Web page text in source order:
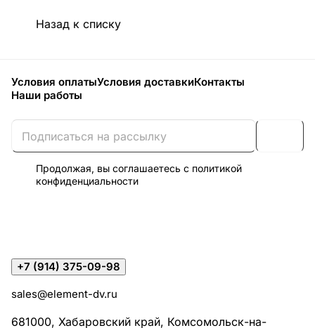
Назад к списку
Условия оплатыУсловия доставкиКонтакты
Наши работы
Продолжая, вы соглашаетесь с политикой
конфиденциальности
+7 (914) 375-09-98
sales@element-dv.ru
681000, Хабаровский край, Комсомольск-на-